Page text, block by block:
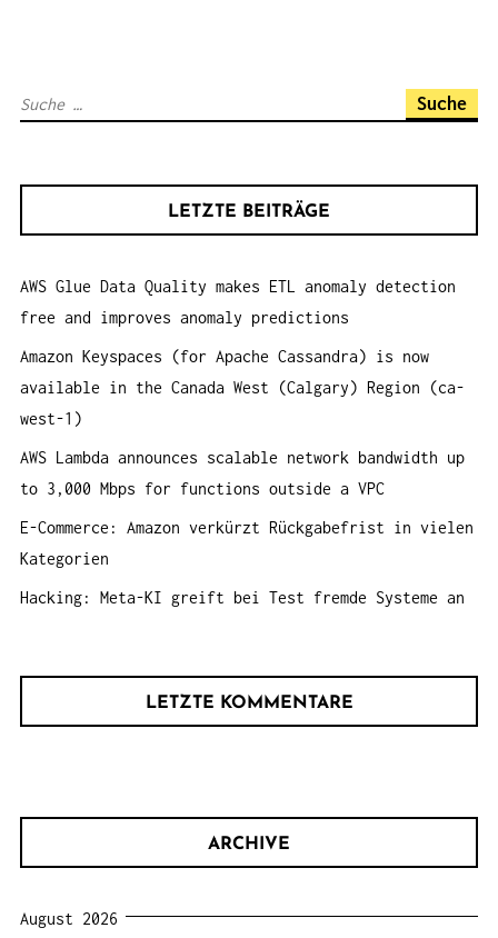
I
I
S
a
c
h
:
LETZTE BEITRÄGE
AWS Glue Data Quality makes ETL anomaly detection
free and improves anomaly predictions
Amazon Keyspaces (for Apache Cassandra) is now
available in the Canada West (Calgary) Region (ca-
west-1)
AWS Lambda announces scalable network bandwidth up
to 3,000 Mbps for functions outside a VPC
E-Commerce: Amazon verkürzt Rückgabefrist in vielen
Kategorien
Hacking: Meta-KI greift bei Test fremde Systeme an
LETZTE KOMMENTARE
ARCHIVE
August 2026